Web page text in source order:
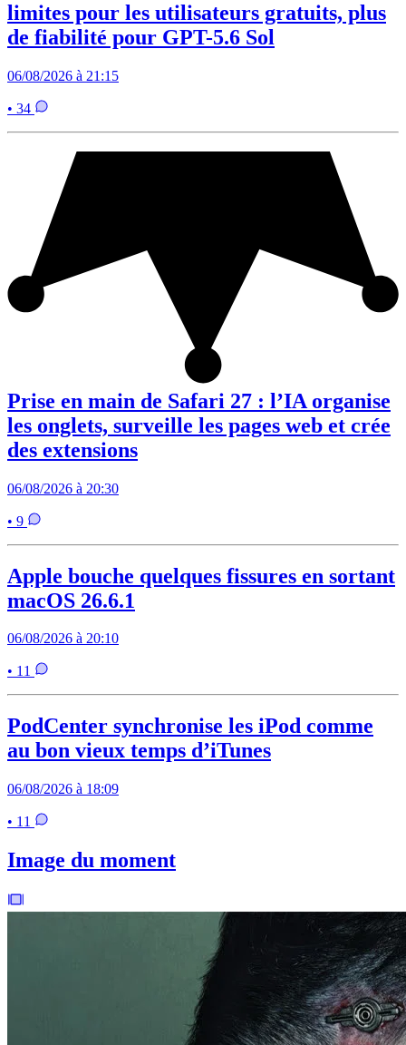
limites pour les utilisateurs gratuits, plus
de fiabilité pour GPT-5.6 Sol
06/08/2026 à 21:15
• 34
Prise en main de Safari 27 : l’IA organise
les onglets, surveille les pages web et crée
des extensions
06/08/2026 à 20:30
• 9
Apple bouche quelques fissures en sortant
macOS 26.6.1
06/08/2026 à 20:10
• 11
PodCenter synchronise les iPod comme
au bon vieux temps d’iTunes
06/08/2026 à 18:09
• 11
Image du moment